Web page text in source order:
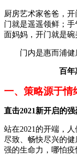
厨房艺术家爸爸，
门就是遥遥领鲜；
面妈妈，开门就是
门内是惠而浦
百年
一、策略源于情
直击2021新开启的
站在2021的开端，
尽致、畅快尽兴的
强的生命力，哪怕